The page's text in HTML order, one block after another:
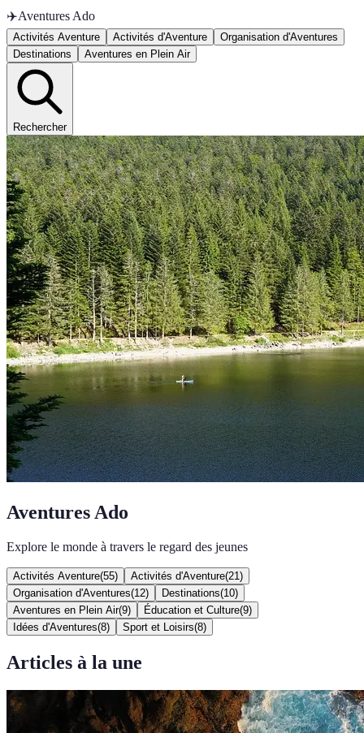
✈️Aventures Ado
Activités Aventure Activités d'Aventure
Organisation d'Aventures
Destinations
Aventures en Plein Air
Rechercher
Aventures Ado
Explore le monde à travers le regard des jeunes
Activités Aventure(55) Activités d'Aventure(21 )
Organisation d'Aventures(12) Destinations(10)
Aventures en Plein Air(9) Éducation et Culture(9)
Idées d'Aventures(8) Sport et Loisirs(8)
Articles à la une